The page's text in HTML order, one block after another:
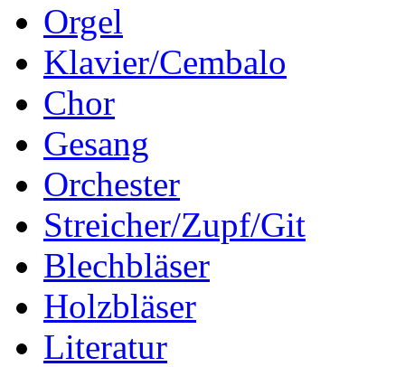
Orgel
Klavier/Cembalo
Chor
Gesang
Orchester
Streicher/Zupf/Git
Blechbläser
Holzbläser
Literatur